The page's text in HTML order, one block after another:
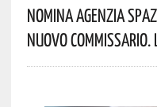
Nomina Agenzia
Nuovo Commissario.